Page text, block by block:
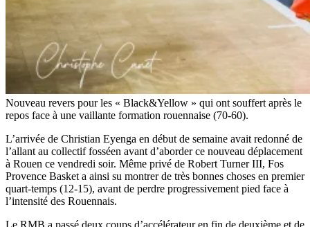
Nouveau revers pour les « Black&Yellow » qui ont souffert après le
repos face à une vaillante formation rouennaise (70-60).
L’arrivée de Christian Eyenga en début de semaine avait redonné de
l’allant au collectif fosséen avant d’aborder ce nouveau déplacement
à Rouen ce vendredi soir. Même privé de Robert Turner III, Fos
Provence Basket a ainsi su montrer de très bonnes choses en premier
quart-temps (12-15), avant de perdre progressivement pied face à
l’intensité des Rouennais.
Le RMB a passé deux coups d’accélérateur en fin de deuxième et de